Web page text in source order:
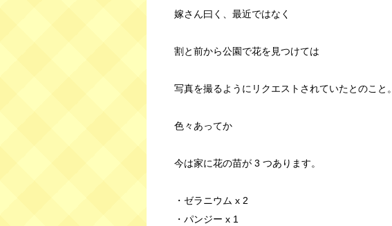
嫁さん曰く、最近ではなく
割と前から公園で花を見つけては
写真を撮るようにリクエストされていたとのこと。
色々あってか
今は家に花の苗が 3 つあります。
・ゼラニウム x 2
・パンジー x 1